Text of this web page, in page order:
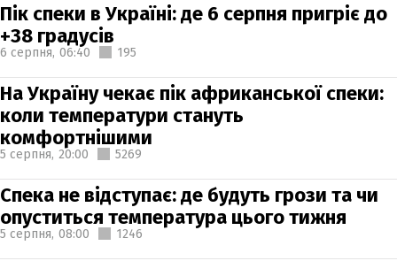
Пік спеки в Україні: де 6 серпня пригріє до
+38 градусів
6 серпня, 06:40 195
На Україну чекає пік африканської спеки:
коли температури стануть
комфортнішими
5 серпня, 20:00 5269
Спека не відступає: де будуть грози та чи
опуститься температура цього тижня
5 серпня, 08:00 1246